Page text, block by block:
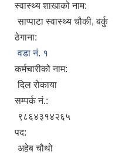
स्वास्थ्य शाखाको नाम:
साप्पाटा स्वास्थ्य चौकी, बर्कु
ठेगाना:
वडा न‌ं. १
कर्मचारीको नाम:
दिल रोकाया
सम्पर्क नं.:
९८६४३१४२६५
पद:
अहेब चौथो